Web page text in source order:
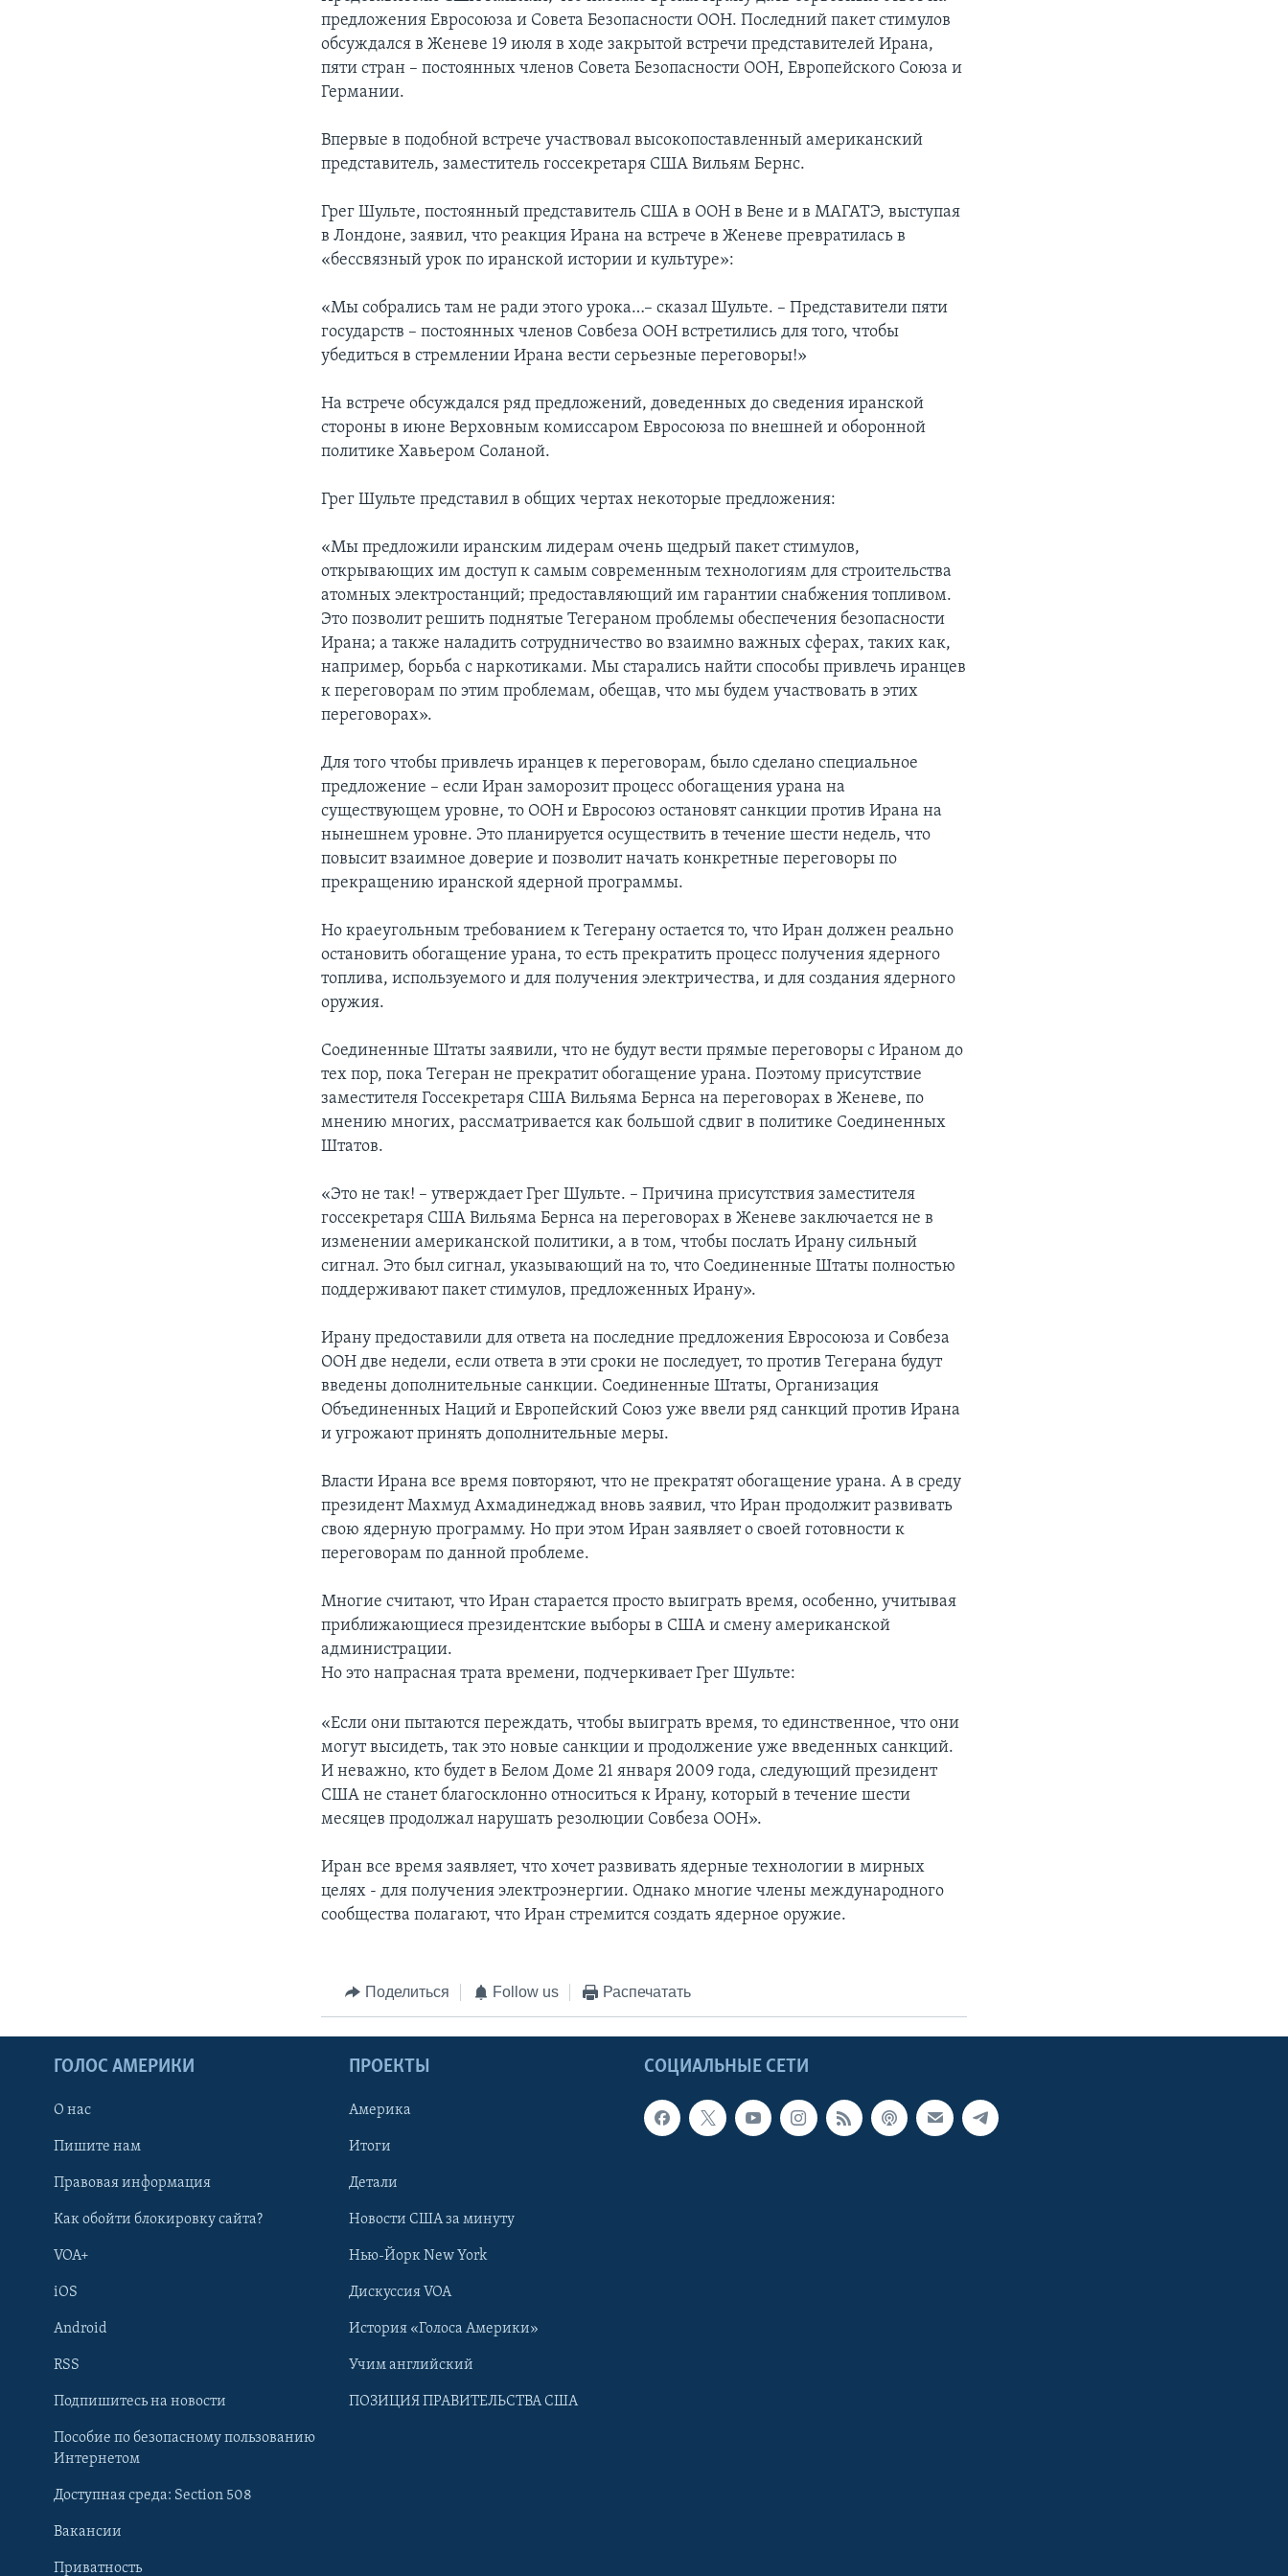
Learning English
предложения Евросоюза и Совета Безопасности ООН. Последний пакет стимулов
обсуждался в Женеве 19 июля в ходе закрытой встречи представителей Ирана,
пяти стран – постоянных членов Совета Безопасности ООН, Европейского Союза и
Германии.
Впервые в подобной встрече участвовал высокопоставленный американский
представитель, заместитель госсекретаря США Вильям Бернс.
Грег Шульте, постоянный представитель США в ООН в Вене и в МАГАТЭ, выступая
в Лондоне, заявил, что реакция Ирана на встрече в Женеве превратилась в
«бессвязный урок по иранской истории и культуре»:
«Мы собрались там не ради этого урока…– сказал Шульте. – Представители пяти
государств – постоянных членов Совбеза ООН встретились для того, чтобы
убедиться в стремлении Ирана вести серьезные переговоры!»
На встрече обсуждался ряд предложений, доведенных до сведения иранской
стороны в июне Верховным комиссаром Евросоюза по внешней и оборонной
политике Хавьером Соланой.
Грег Шульте представил в общих чертах некоторые предложения:
«Мы предложили иранским лидерам очень щедрый пакет стимулов,
открывающих им доступ к самым современным технологиям для строительства
атомных электростанций; предоставляющий им гарантии снабжения топливом.
Это позволит решить поднятые Тегераном проблемы обеспечения безопасности
Ирана; а также наладить сотрудничество во взаимно важных сферах, таких как,
например, борьба с наркотиками. Мы старались найти способы привлечь иранцев
к переговорам по этим проблемам, обещав, что мы будем участвовать в этих
переговорах».
Для того чтобы привлечь иранцев к переговорам, было сделано специальное
предложение – если Иран заморозит процесс обогащения урана на
существующем уровне, то ООН и Евросоюз остановят санкции против Ирана на
нынешнем уровне. Это планируется осуществить в течение шести недель, что
повысит взаимное доверие и позволит начать конкретные переговоры по
прекращению иранской ядерной программы.
Но краеугольным требованием к Тегерану остается то, что Иран должен реально
остановить обогащение урана, то есть прекратить процесс получения ядерного
топлива, используемого и для получения электричества, и для создания ядерного
оружия.
Соединенные Штаты заявили, что не будут вести прямые переговоры с Ираном до
тех пор, пока Тегеран не прекратит обогащение урана. Поэтому присутствие
заместителя Госсекретаря США Вильяма Бернса на переговорах в Женеве, по
мнению многих, рассматривается как большой сдвиг в политике Соединенных
Штатов.
«Это не так! – утверждает Грег Шульте. – Причина присутствия заместителя
госсекретаря США Вильяма Бернса на переговорах в Женеве заключается не в
изменении американской политики, а в том, чтобы послать Ирану сильный
сигнал. Это был сигнал, указывающий на то, что Соединенные Штаты полностью
поддерживают пакет стимулов, предложенных Ирану».
Ирану предоставили для ответа на последние предложения Евросоюза и Совбеза
ООН две недели, если ответа в эти сроки не последует, то против Тегерана будут
введены дополнительные санкции. Соединенные Штаты, Организация
Объединенных Наций и Европейский Союз уже ввели ряд санкций против Ирана
и угрожают принять дополнительные меры.
Власти Ирана все время повторяют, что не прекратят обогащение урана. А в среду
президент Махмуд Ахмадинеджад вновь заявил, что Иран продолжит развивать
свою ядерную программу. Но при этом Иран заявляет о своей готовности к
переговорам по данной проблеме.
Многие считают, что Иран старается просто выиграть время, особенно, учитывая
приближающиеся президентские выборы в США и смену американской
администрации.
Но это напрасная трата времени, подчеркивает Грег Шульте:
«Если они пытаются переждать, чтобы выиграть время, то единственное, что они
могут высидеть, так это новые санкции и продолжение уже введенных санкций.
И неважно, кто будет в Белом Доме 21 января 2009 года, следующий президент
США не станет благосклонно относиться к Ирану, который в течение шести
месяцев продолжал нарушать резолюции Совбеза ООН».
Иран все время заявляет, что хочет развивать ядерные технологии в мирных
целях - для получения электроэнергии. Однако многие члены международного
сообщества полагают, что Иран стремится создать ядерное оружие.
Поделиться Follow us Распечатать
СОЦИАЛЬНЫЕ СЕТИ
ГОЛОС АМЕРИКИ
О нас
Пишите нам
Правовая информация
Как обойти блокировку сайта?
VOA+
iOS
Android
RSS
Подпишитесь на новости
Пособие по безопасному пользованию
Интернетом
Доступная среда: Section 508
Вакансии
Приватность
ПРОЕКТЫ
Америка
Итоги
Детали
Новости США за минуту
Нью-Йорк New York
Дискуссия VOA
История «Голоса Америки»
Учим английский
ПОЗИЦИЯ ПРАВИТЕЛЬСТВА США